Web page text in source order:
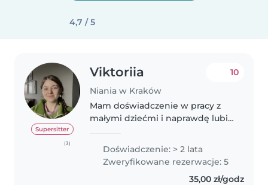
4,7 / 5
Supersitter
(3)
Viktoriia
Niania w Kraków
10
Mam doświadczenie w pracy z
małymi dziećmi i naprawdę lubię
odkrywaniu świata. Pracowałam
jako niania z dziećmi w wieku 2–
4 lat, a także opiekowałam się..
Doświadczenie: > 2 lata
Zweryfikowane rezerwacje: 5
35,00 zł/godz